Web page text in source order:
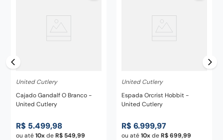
United Cutlery
Cajado Gandalf O Branco -
United Cutlery
R$ 5.499,98
ou até10 deR$ 549,99
United Cutlery
Espada Orcrist Hobbit -
United Cutlery
R$ 6.999,97
ou até10 deR$699,99